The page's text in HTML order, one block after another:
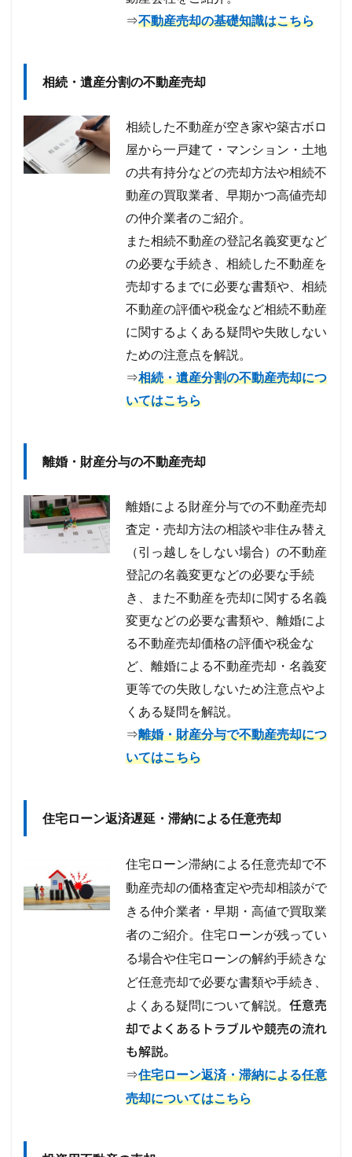
⇒不動産売却の基礎知識はこちら
相続・遺産分割の不動産売却
相続した不動産が空き家や築古ボロ
屋から一戸建て・マンション・土地
の共有持分などの売却方法や相続不
動産の買取業者、早期かつ高値売却
の仲介業者のご紹介。
また相続不動産の登記名義変更など
の必要な手続き、相続した不動産を
売却するまでに必要な書類や、相続
不動産の評価や税金など相続不動産
に関するよくある疑問や失敗しない
ための注意点を解説。
⇒相続・遺産分割の不動産売却につ
いてはこちら
離婚・財産分与の不動産売却
離婚による財産分与での不動産売却
査定・売却方法の相談や非住み替え
（引っ越しをしない場合）の不動産
登記の名義変更などの必要な手続
き、また不動産を売却に関する名義
変更などの必要な書類や、離婚によ
る不動産売却価格の評価や税金な
ど、離婚による不動産売却・名義変
更等での失敗しないため注意点やよ
くある疑問を解説。
⇒離婚・財産分与で不動産売却につ
いてはこちら
住宅ローン返済遅延・滞納による任意売却
住宅ローン滞納による任意売却で不
動産売却の価格査定や売却相談がで
きる仲介業者・早期・高値で買取業
者のご紹介。住宅ローンが残ってい
る場合や住宅ローンの解約手続きな
ど任意売却で必要な書類や手続き、
よくある疑問について解説。任意売
却でよくあるトラブルや競売の流れ
も解説。
⇒住宅ローン返済・滞納による任意
売却についてはこちら